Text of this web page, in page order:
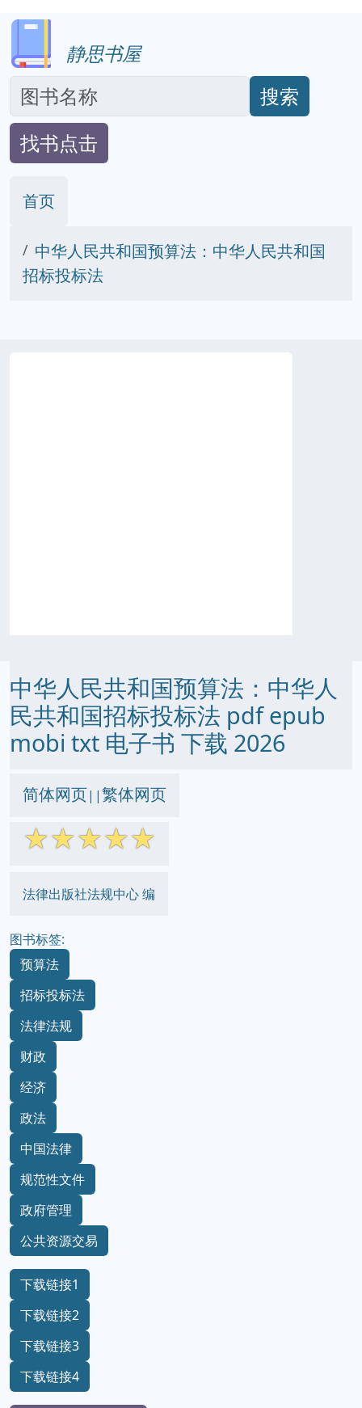
静思书屋
搜索
找书点击
首页
中华人民共和国预算法：中华人民共和国
招标投标法
中华人民共和国预算法：中华人
民共和国招标投标法 pdf epub
mobi txt 电子书 下载 2026
简体网页||繁体网页
☆☆☆☆☆
法律出版社法规中心 编
图书标签:
预算法
招标投标法
法律法规
财政
经济
政法
中国法律
规范性文件
政府管理
公共资源交易
下载链接1
下载链接2
下载链接3
下载链接4